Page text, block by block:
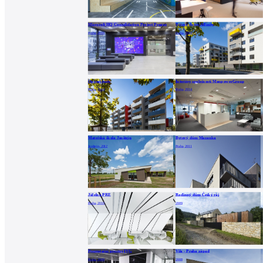
Microsoft HQ Consolidation Project Prague
Praha, 2016
Bytové domy Affinity
Praha, 2015
Opportunity
Praha, 2014
Interiéry společnosti ManpowerGroup
Praha, 2014
Mateřská škola Jenštejn
Jenštejn, 2012
Bytový dům Mazanka
Praha, 2011
Jídelna PRE
Praha, 2010
Rodinný dům Český ráj
2009
Prezentační prostor IVG
Praha, 2009
Vila - Praha západ
2008